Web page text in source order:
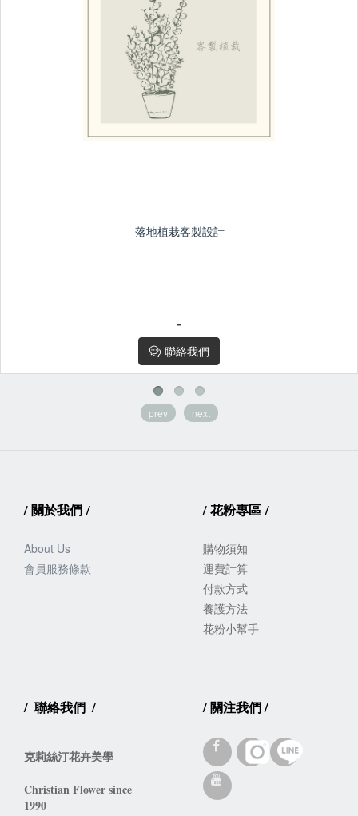
落地植栽客製設計
植栽客製設計若有其他預算/品種等需求請或聯絡
-
聯絡我們
prev next
/關於我們 /
About Us
會員服務條款
/花粉專區 /
購物須知
運費計算
付款方式
養護方法
花粉小幫手
/ 聯絡我們 /
克莉絲汀花卉美學
Christian Flower since
1990
/關注我們/